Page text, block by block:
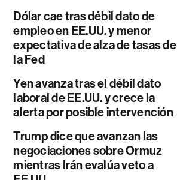
Dólar cae tras débil dato de
empleo en EE.UU. y menor
expectativa de alza de tasas de
la Fed
Yen avanza tras el débil dato
laboral de EE.UU. y crece la
alerta por posible intervención
Trump dice que avanzan las
negociaciones sobre Ormuz
mientras Irán evalúa veto a